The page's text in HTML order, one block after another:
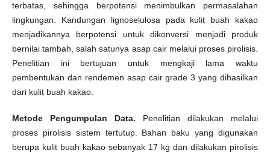
terbatas, sehingga berpotensi menimbulkan permasalahan
lingkungan. Kandungan lignoselulosa pada kulit buah kakao
menjadikannya berpotensi untuk dikonversi menjadi produk
bernilai tambah, salah satunya asap cair melalui proses pirolisis.
Penelitian ini bertujuan untuk mengkaji lama waktu
pembentukan dan rendemen asap cair grade 3 yang dihasilkan
dari kulit buah kakao.
Metode Pengumpulan Data. Penelitian dilakukan melalui
proses pirolisis sistem tertutup. Bahan baku yang digunakan
berupa kulit buah kakao sebanyak 17 kg dan dilakukan pirolisis